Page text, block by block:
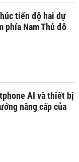
tiến độ hai dự
phía Nam Thủ đô
AI và thiết bị
nâng cấp của